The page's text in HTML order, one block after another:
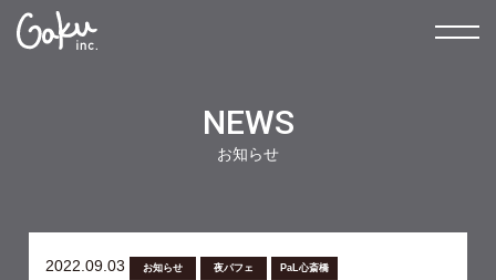
NEWS
お知らせ
2022.09.03 お知らせ 夜パフェ PaL心斎橋